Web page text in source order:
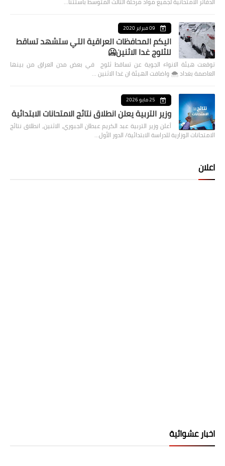
09 فبراير 2020
اليكم المحافظات العراقية التي ستشهد تساقط
للثلوج غدا الاثنين🥶
توقعت هيئة الانواء الجوية عن تساقط ثلوج في بعض مدن العراق من بينها
العاصمة بغداد ⁦🌨️⁩ واضافت الهيئة ان غدا الاثنين …
25 مايو 2026
وزير التربية يعلن انطلاق نتائج الامتحانات الابتدائية
أعلن وزير التربية عبد الكريم عبطان الجبوري، الاثنين، انطلاق نتائج
الامتحانات الوزارية للدراسة الابتدائية/ الدور الأول…
اعلان
اخبار عشوائية